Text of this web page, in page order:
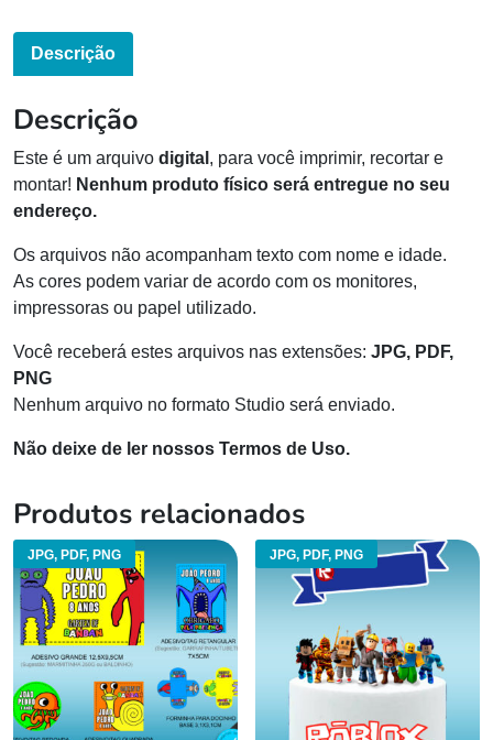
Descrição
Descrição
Este é um arquivo digital , para você imprimir, recortar e
montar! Nenhum produto físico será entregue no seu
endereço.
Os arquivos não acompanham texto com nome e idade.
As cores podem variar de acordo com os monitores,
impressoras ou papel utilizado.
Você receberá estes arquivos nas extensões: JPG, PDF,
PNG
Nenhum arquivo no formato Studio será enviado.
Não deixe de ler nossos Termos de Uso.
Produtos relacionados
JPG, PDF, PNG JPG, PDF, PNG